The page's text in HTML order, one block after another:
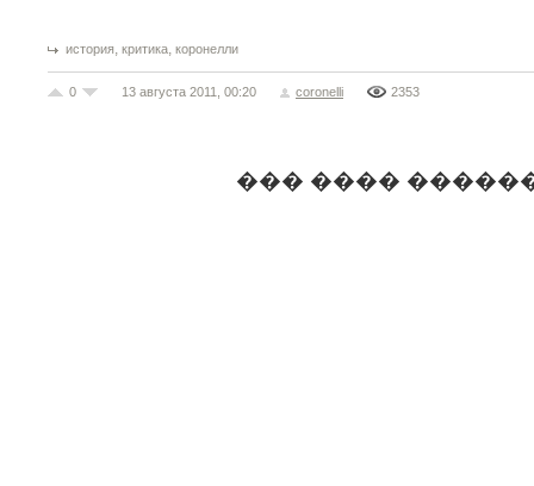
история, критика, коронелли
0 13 августа 2011, 00:20 coronelli 2353
��� ����